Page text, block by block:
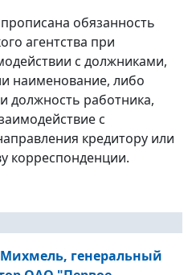
обязанность
агентства при
с должниками,
наименование, либо
должность работника,
с
кредитору или
корреспонденции.
генеральный